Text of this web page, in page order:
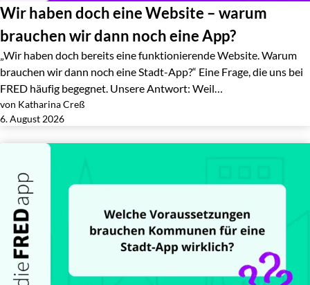
Wir haben doch eine Website – warum
brauchen wir dann noch eine App?
„Wir haben doch bereits eine funktionierende Website. Warum
brauchen wir dann noch eine Stadt-App?“ Eine Frage, die uns bei
FRED häufig begegnet. Unsere Antwort: Weil…
von Katharina Creß
6. August 2026